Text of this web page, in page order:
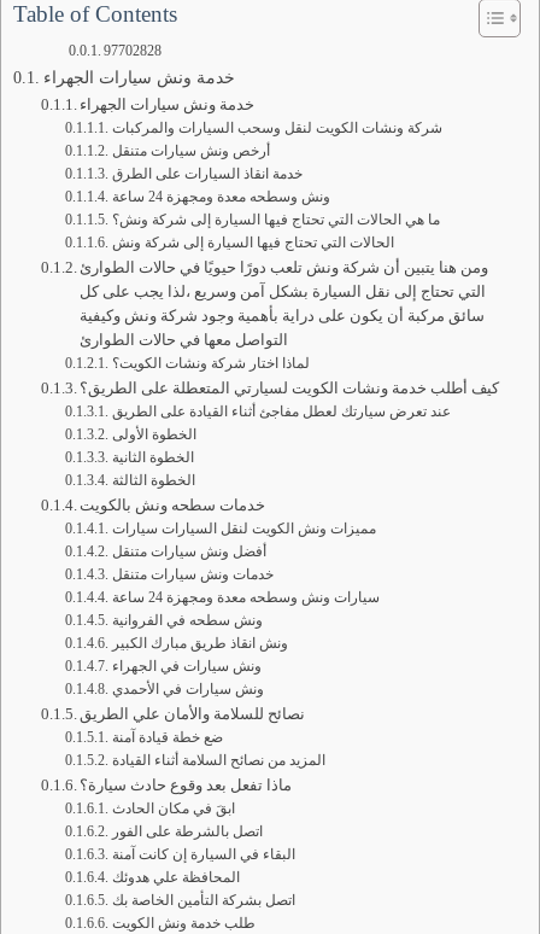
Table of Contents
97702828
خدمة ونش سيارات الجهراء
خدمة ونش سيارات الجهراء
شركة ونشات الكويت لنقل وسحب السيارات والمركبات
أرخص ونش سيارات متنقل
خدمة انقاذ السيارات على الطرق
ونش وسطحه معدة ومجهزة 24 ساعة
ما هي الحالات التي تحتاج فيها السيارة إلى شركة ونش؟
الحالات التي تحتاج فيها السيارة إلى شركة ونش
ومن هنا يتبين أن شركة ونش تلعب دورًا حيويًا في حالات الطوارئ
التي تحتاج إلى نقل السيارة بشكل آمن وسريع ،لذا يجب على كل
سائق مركبة أن يكون على دراية بأهمية وجود شركة ونش وكيفية
التواصل معها في حالات الطوارئ
لماذا اختار شركة ونشات الكويت؟
كيف أطلب خدمة ونشات الكويت لسيارتي المتعطلة على الطريق؟
عند تعرض سيارتك لعطل مفاجئ أثناء القيادة على الطريق
الخطوة الأولى
الخطوة الثانية
الخطوة الثالثة
خدمات سطحه ونش بالكويت
مميزات ونش الكويت لنقل السيارات سيارات
أفضل ونش سيارات متنقل
خدمات ونش سيارات متنقل
سيارات ونش وسطحه معدة ومجهزة 24 ساعة
ونش سطحه في الفروانية
ونش انقاذ طريق مبارك الكبير
ونش سيارات في الجهراء
ونش سيارات في الأحمدي
نصائح للسلامة والأمان علي الطريق
ضع خطة قيادة آمنة
المزيد من نصائح السلامة أثناء القيادة
ماذا تفعل بعد وقوع حادث سيارة؟
ابقَ في مكان الحادث
اتصل بالشرطة على الفور
البقاء في السيارة إن كانت آمنة
المحافظة علي هدوئك
اتصل بشركة التأمين الخاصة بك
طلب خدمة ونش الكويت